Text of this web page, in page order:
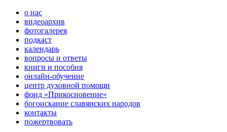
о нас
видеоархив
фотогалерея
подкаст
календарь
вопросы и ответы
книги и пособия
онлайн-обучение
центр духовной помощи
фонд «Прикосновение»
богоискание славянских народов
контакты
пожертвовать